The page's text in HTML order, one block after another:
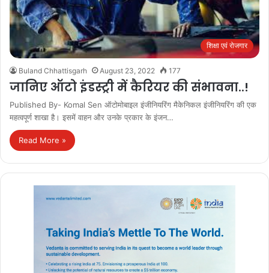
शिक्षा एवं रोजगार
Buland Chhattisgarh August 23, 2022 177
जानिए ऑटो इंडस्ट्री में कैरियर की संभावना..!
Published By- Komal Sen ऑटोमोबाइल इंजीनियरिंग मैकेनिकल इंजीनियरिंग की एक
महत्वपूर्ण शाखा है। इसमें वाहन और उनके प्रकार के इंजन…
Read More »